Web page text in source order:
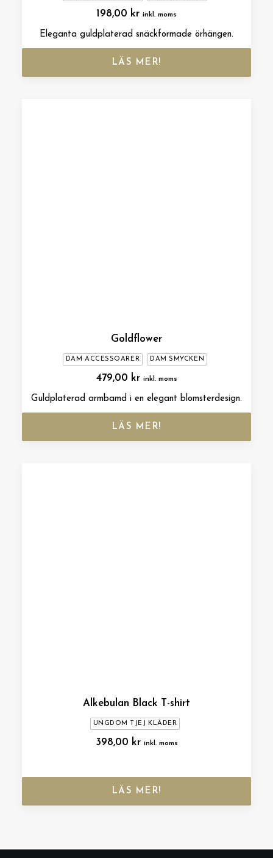
198,00 kr inkl. moms
Eleganta guldplaterad snäckformade örhängen.
LÄS MER!
Goldflower
DAM ACCESSOARER DAM SMYCKEN
479,00 kr inkl. moms
Guldplaterad armbamd i en elegant blomsterdesign.
LÄS MER!
Alkebulan Black T-shirt
UNGDOM TJEJ KLÄDER
398,00 kr inkl. moms
LÄS MER!